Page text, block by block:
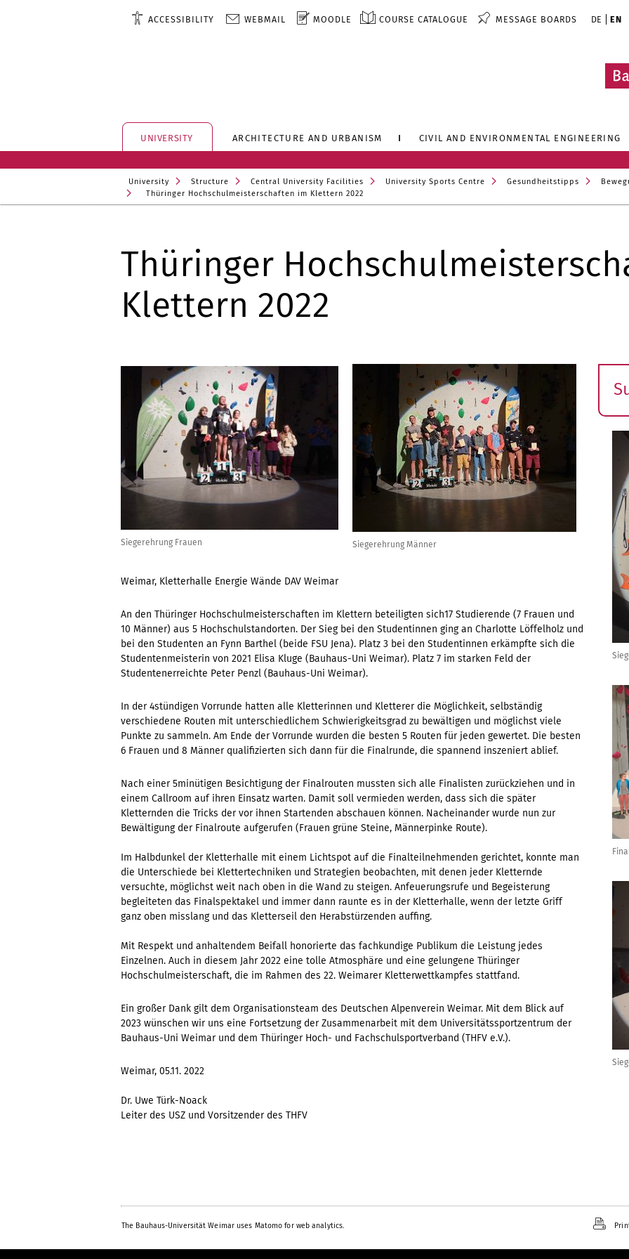
ACCESSIBILITY WEBMAIL MOODLE COURSE CATALOGUE MESSAGE BOARDS DE EN
UNIVERSITY ARCHITECTURE AND URBANISM CIVIL AND ENVIRONMENTAL ENGINEERING
University Structure Central University Facilities University Sports Centre Gesundheitstipps
Thüringer Hochschulmeisterschaften im Klettern 2022
Thüringer
Klettern 2022
Siegerehrung Frauen Siegerehrung Männer
Weimar, Kletterhalle Energie Wände DAV Weimar
An den Thüringer Hochschulmeisterschaften im Klettern beteiligten sich17 Studierende (7 Frauen und
10 Männer) aus 5 Hochschulstandorten. Der Sieg bei den Studentinnen ging an Charlotte Löffelholz und
bei den Studenten an Fynn Barthel (beide FSU Jena). Platz 3 bei den Studentinnen erkämpfte sich die
Studentenmeisterin von 2021 Elisa Kluge (Bauhaus-Uni Weimar). Platz 7 im starken Feld der
Studentenerreichte Peter Penzl (Bauhaus-Uni Weimar).
In der 4stündigen Vorrunde hatten alle Kletterinnen und Kletterer die Möglichkeit, selbständig
verschiedene Routen mit unterschiedlichem Schwierigkeitsgrad zu bewältigen und möglichst viele
Punkte zu sammeln. Am Ende der Vorrunde wurden die besten 5 Routen für jeden gewertet. Die besten
6 Frauen und 8 Männer qualifizierten sich dann für die Finalrunde, die spannend inszeniert ablief.
Nach einer 5minütigen Besichtigung der Finalrouten mussten sich alle Finalisten zurückziehen und in
einem Callroom auf ihren Einsatz warten. Damit soll vermieden werden, dass sich die später
Kletternden die Tricks der vor ihnen Startenden abschauen können. Nacheinander wurde nun zur
Bewältigung der Finalroute aufgerufen (Frauen grüne Steine, Männerpinke Route).
Im Halbdunkel der Kletterhalle mit einem Lichtspot auf die Finalteilnehmenden gerichtet, konnte man
die Unterschiede bei Klettertechniken und Strategien beobachten, mit denen jeder Kletternde
versuchte, möglichst weit nach oben in die Wand zu steigen. Anfeuerungsrufe und Begeisterung
begleiteten das Finalspektakel und immer dann raunte es in der Kletterhalle, wenn der letzte Griff
ganz oben misslang und das Kletterseil den Herabstürzenden auffing.
Mit Respekt und anhaltendem Beifall honorierte das fachkundige Publikum die Leistung jedes
Einzelnen. Auch in diesem Jahr 2022 eine tolle Atmosphäre und eine gelungene Thüringer
Hochschulmeisterschaft, die im Rahmen des 22. Weimarer Kletterwettkampfes stattfand.
Ein großer Dank gilt dem Organisationsteam des Deutschen Alpenverein Weimar. Mit dem Blick auf
2023 wünschen wir uns eine Fortsetzung der Zusammenarbeit mit dem Universitätssportzentrum der
Bauhaus-Uni Weimar und dem Thüringer Hoch- und Fachschulsportverband (THFV e.V.).
Weimar, 05.11. 2022
Dr. Uwe Türk-Noack
Leiter des USZ und Vorsitzender des THFV
The Bauhaus-Universität Weimar uses Matomo for web analytics.